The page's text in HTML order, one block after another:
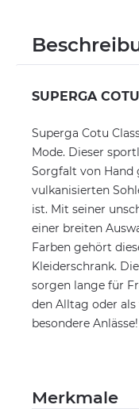
SUPERGA
Superga Cotu
Mode. Dieser
Sorgfalt von
vulkanisierten
ist. Mit seiner
einer breiten
Farben gehört
Kleiderschrank.
sorgen lange für
den Alltag oder
besondere Anlässe!
Merkmale